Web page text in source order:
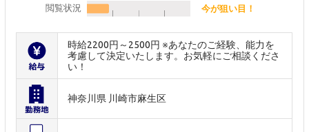
閲覧状況 今が狙い目！
時給2200円～2500円 ※あなたのご経験、能力を
考慮して決定いたします。お気軽にご相談くださ
い！
神奈川県 川崎市麻生区